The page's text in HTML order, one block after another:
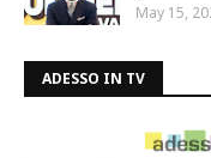
May 15,
ADESSO IN TV